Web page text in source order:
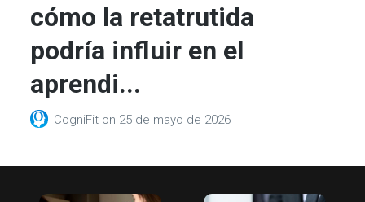
cómo la retatrutida
podría influir en el
aprendi...
CogniFit on 25 de mayo de 2026